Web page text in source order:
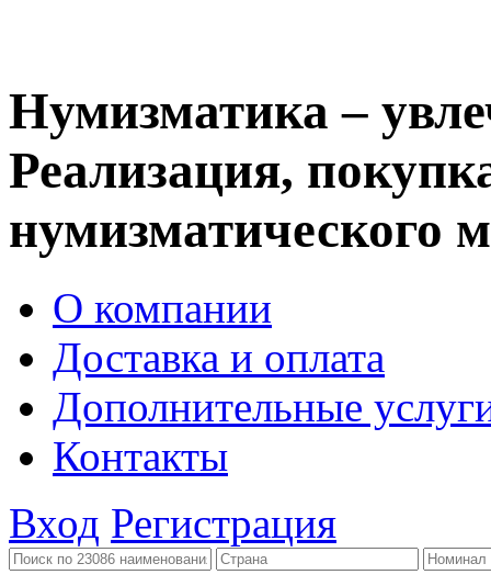
Нумизматика –
Реализация,
нумизматического
О компании
Доставка и оплата
Дополнительные
Контакты
Вход Регистрация